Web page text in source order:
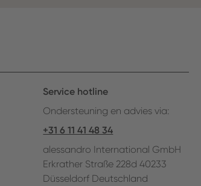
Service hotline
Ondersteuning en advies via:
+31 6 11 41 48 34
alessandro International GmbH
Erkrather Straße 228d 40233
Düsseldorf Deutschland